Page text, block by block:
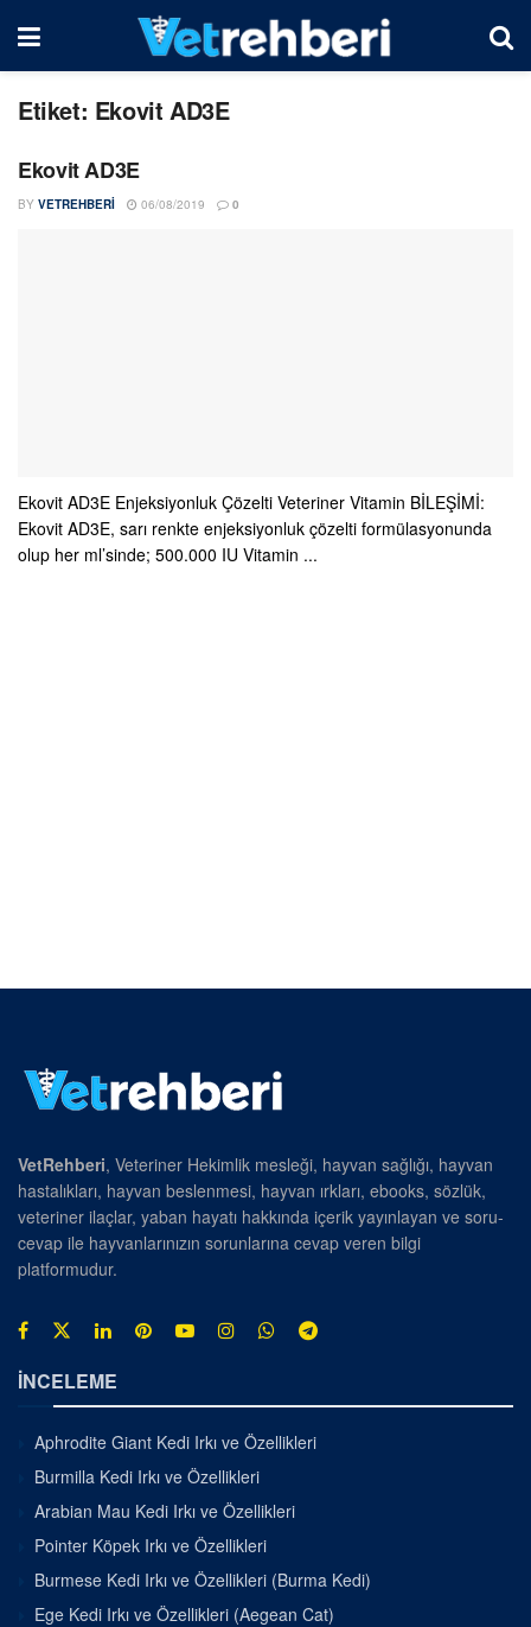
Etiket: Ekovit AD3E
Ekovit AD3E
BY VETREHBERI 06/08/2019 0
Ekovit AD3E Enjeksiyonluk Çözelti Veteriner Vitamin BİLEŞİMİ:
Ekovit AD3E, sarı renkte enjeksiyonluk çözelti formülasyonunda
olup her ml’sinde; 500.000 IU Vitamin ...
VetRehberi, Veteriner Hekimlik mesleği, hayvan sağlığı, hayvan
hastalıkları, hayvan beslenmesi, hayvan ırkları, ebooks, sözlük,
veteriner ilaçlar, yaban hayatı hakkında içerik yayınlayan ve soru-
cevap ile hayvanlarınızın sorunlarına cevap veren bilgi
platformudur.
İNCELEME
Aphrodite Giant Kedi Irkı ve Özellikleri
Burmilla Kedi Irkı ve Özellikleri
Arabian Mau Kedi Irkı ve Özellikleri
Pointer Köpek Irkı ve Özellikleri
Burmese Kedi Irkı ve Özellikleri (Burma Kedi)
Ege Kedi Irkı ve Özellikleri (Aegean Cat)